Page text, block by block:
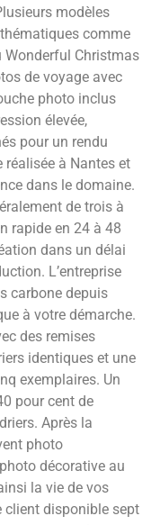
modèles
comme
Wonderful Christmas
de voyage avec
photo inclus
élevée,
pour un rendu
à Nantes et
dans le domaine.
de trois à
rapide en 24 à 48
dans un délai
L’entreprise
carbone depuis
à votre démarche.
des remises
identiques et une
exemplaires. Un
pour cent de
Après la
photo
décorative au
la vie de vos
client disponible sept